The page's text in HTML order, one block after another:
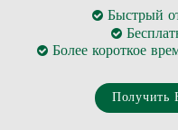
Быстрый
Более короткое
Получить